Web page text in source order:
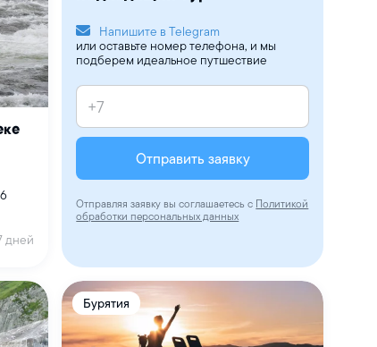
дней
Напишите в Telegram
или оставьте номер телефона, и мы
подберем идеальное путшествие
Отправить заявку
Отправляя заявку вы соглашаетесь с Политикой
обработки персональных данных
Бурятия